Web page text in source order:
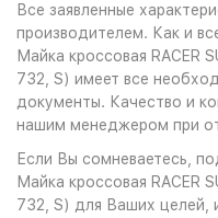
Все заявленные
производителем. Как и
Майка кроссовая RACER
732, S) имеет все
документы. Качество и
нашим менеджером при
Если Вы сомневаетесь,
Майка кроссовая RACER
732, S) для Ваших целей,